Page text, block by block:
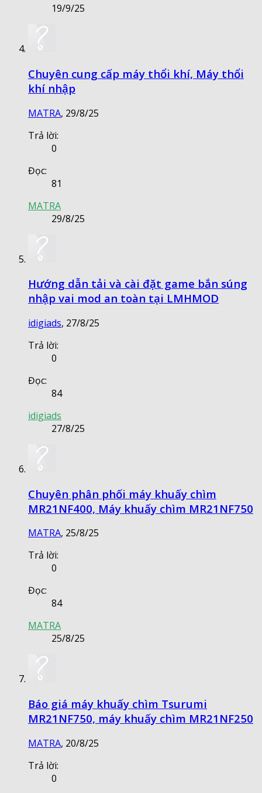
19/9/25
Chuyên cung cấp máy thổi khí, Máy thổi
khí nhập
MATRA, 29/8/25
Trả lời:
0
Đọc:
81
MATRA
29/8/25
Hướng dẫn tải và cài đặt game bắn súng
nhập vai mod an toàn tại LMHMOD
idigiads, 27/8/25
Trả lời:
0
Đọc:
84
idigiads
27/8/25
Chuyên phân phối máy khuấy chìm
MR21NF400, Máy khuấy chìm MR21NF750
MATRA, 25/8/25
Trả lời:
0
Đọc:
84
MATRA
25/8/25
Báo giá máy khuấy chìm Tsurumi
MR21NF750, máy khuấy chìm MR21NF250
MATRA, 20/8/25
Trả lời:
0